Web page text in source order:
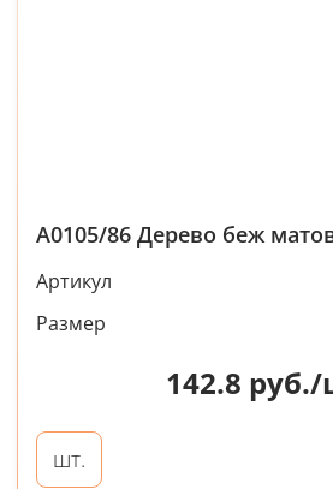
A0105/86 Дерево беж
Артикул
Размер
142.8
шт.